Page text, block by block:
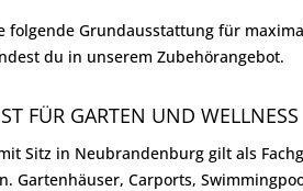
Grundausstattung für
du in unserem Zubehörangebot.
FÜR GARTEN UND WELLNESS
Sitz in Neubrandenburg gilt als
Gartenhäuser, Carports,